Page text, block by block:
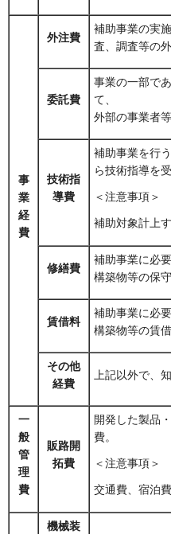
事
業
経
費
外注費
補助事業の実
査、調査等の
委託費
事業の一部で
て、
外部の事業者
技術指
導費
補助事業を行
ら技術指導を
＜注意事項＞
補助対象計上
修繕費
補助事業に必
構築物等の保
賃借料
補助事業に必
構築物等の賃
その他
経費
上記以外で、
一
般
管
理
費
販路開
拓費
開発した製品
費。
＜注意事項＞
交通費、宿泊
機械装